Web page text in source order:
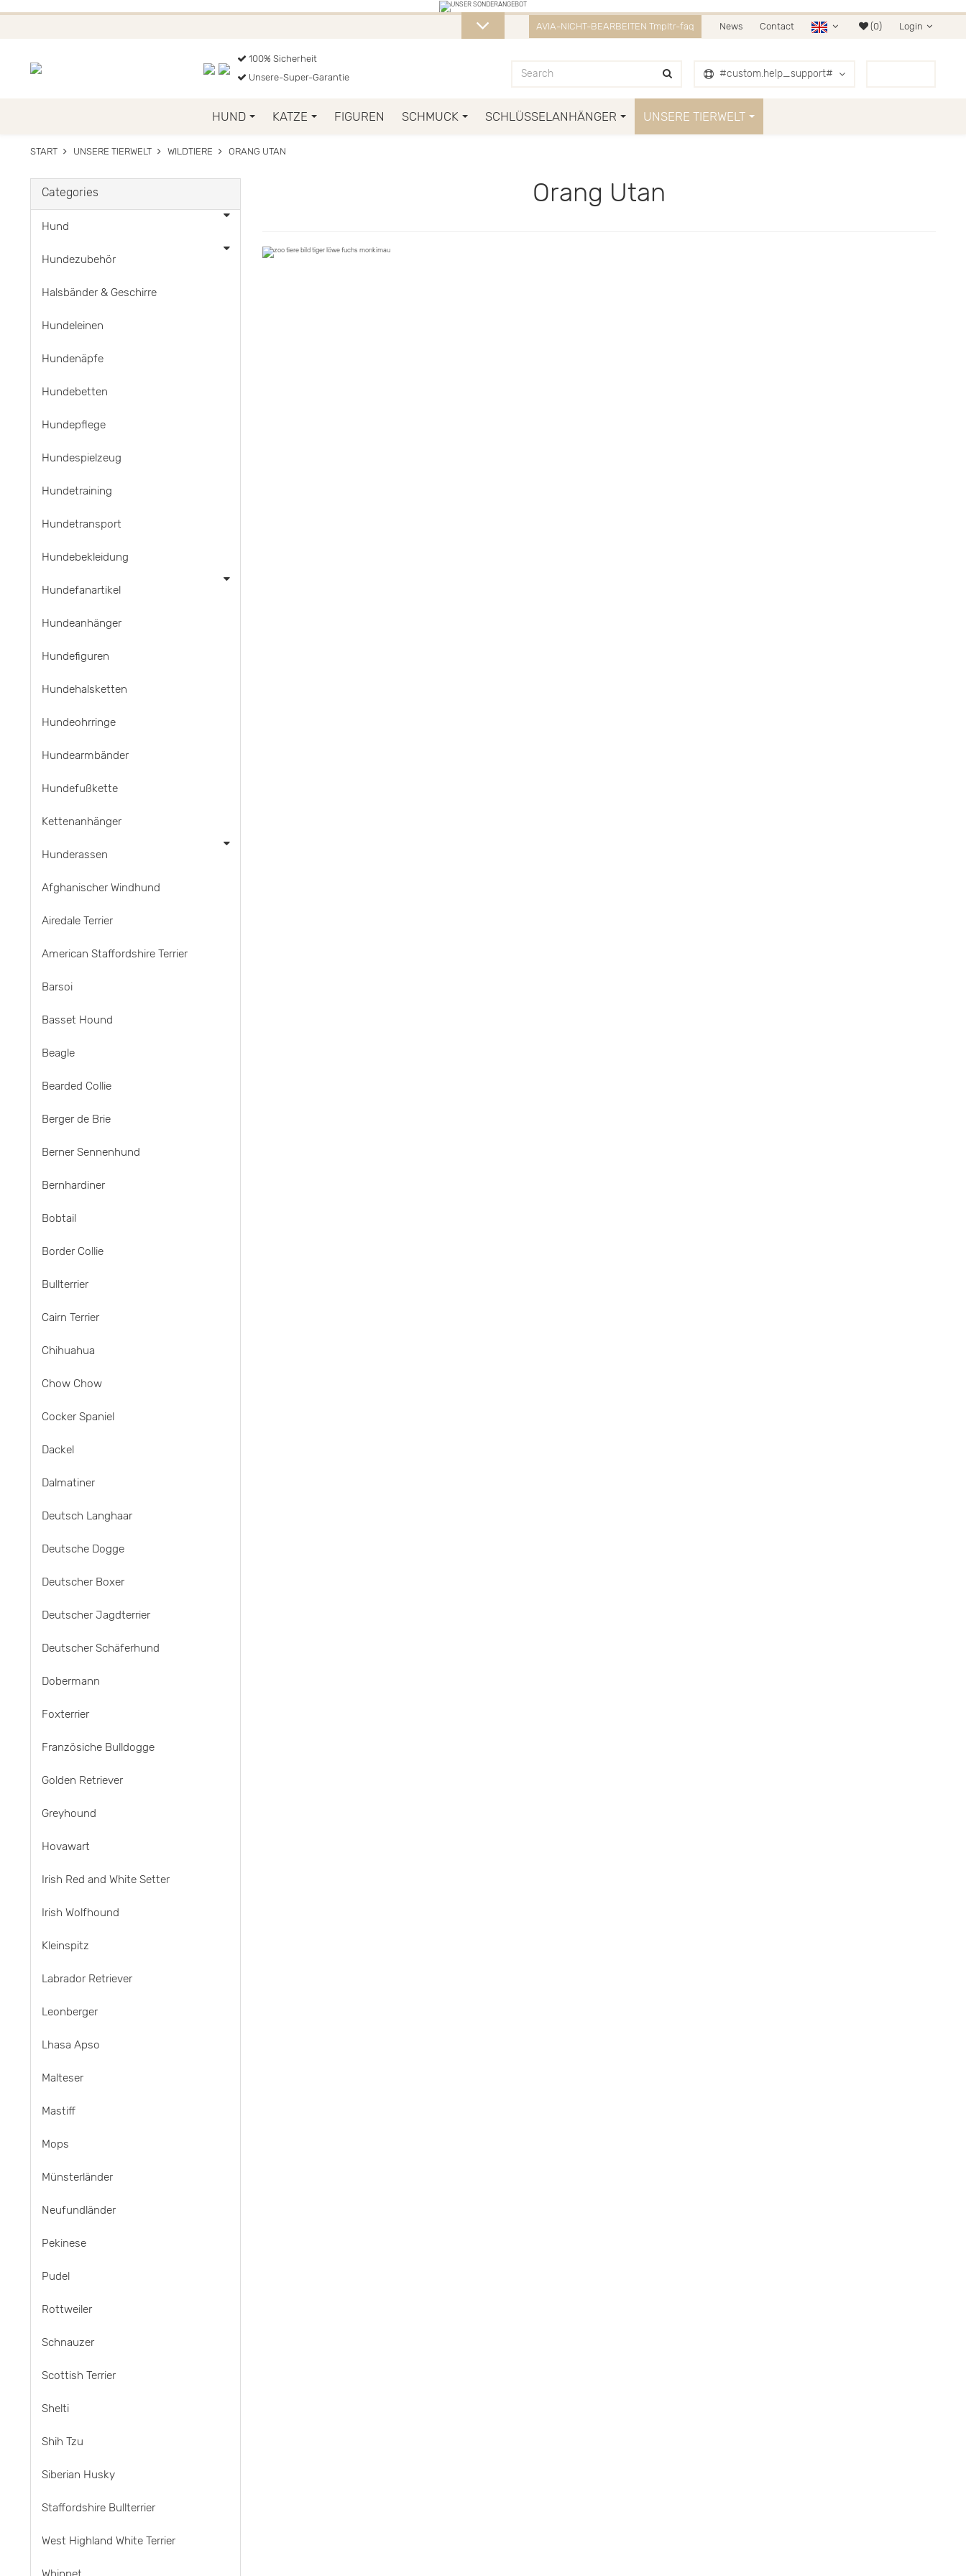
BEI EINER BESTELLUNG VON ÜBER 50 € ERHALTEN SIE 15% RABATT.
GREIFEN SIE JETZT ZU, SO LANGE DER VORRAT REICHT! DIE AKTION GILT BIS ZUM 01. JANUAR 2019
AVIA-NICHT-BEARBEITEN Tmpltr-faq News Contact (0) Login
100% Sicherheit
Unsere-Super-Garantie
#custom.help_support#
HUND KATZE FIGUREN SCHMUCK SCHLÜSSELANHÄNGER UNSERE TIERWELT
START UNSERE TIERWELT WILDTIERE ORANG UTAN
Orang Utan
Categories
Hund
Hundezubehör
Halsbänder & Geschirre
Hundeleinen
Hundenäpfe
Hundebetten
Hundepflege
Hundespielzeug
Hundetraining
Hundetransport
Hundebekleidung
Hundefanartikel
Hundeanhänger
Hundefiguren
Hundehalsketten
Hundeohrringe
Hundearmbänder
Hundefußkette
Kettenanhänger
Hunderassen
Afghanischer Windhund
Airedale Terrier
American Staffordshire Terrier
Barsoi
Basset Hound
Beagle
Bearded Collie
Berger de Brie
Berner Sennenhund
Bernhardiner
Bobtail
Border Collie
Bullterrier
Cairn Terrier
Chihuahua
Chow Chow
Cocker Spaniel
Dackel
Dalmatiner
Deutsch Langhaar
Deutsche Dogge
Deutscher Boxer
Deutscher Jagdterrier
Deutscher Schäferhund
Dobermann
Foxterrier
Französiche Bulldogge
Golden Retriever
Greyhound
Hovawart
Irish Red and White Setter
Irish Wolfhound
Kleinspitz
Labrador Retriever
Leonberger
Lhasa Apso
Malteser
Mastiff
Mops
Münsterländer
Neufundländer
Pekinese
Pudel
Rottweiler
Schnauzer
Scottish Terrier
Shelti
Shih Tzu
Siberian Husky
Staffordshire Bullterrier
West Highland White Terrier